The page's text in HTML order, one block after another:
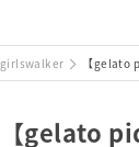
girlswalker 【gelato
【gelato